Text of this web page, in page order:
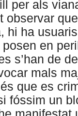
per als
observar
hi ha
en
s’han de
mals
que es
fóssim un